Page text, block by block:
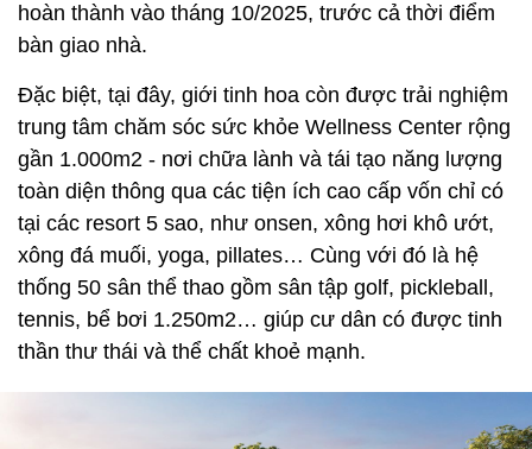
hoàn thành vào tháng 10/2025, trước cả thời điểm
bàn giao nhà.
Đặc biệt, tại đây, giới tinh hoa còn được trải nghiệm
trung tâm chăm sóc sức khỏe Wellness Center rộng
gần 1.000m2 - nơi chữa lành và tái tạo năng lượng
toàn diện thông qua các tiện ích cao cấp vốn chỉ có
tại các resort 5 sao, như onsen, xông hơi khô ướt,
xông đá muối, yoga, pillates… Cùng với đó là hệ
thống 50 sân thể thao gồm sân tập golf, pickleball,
tennis, bể bơi 1.250m2… giúp cư dân có được tinh
thần thư thái và thể chất khoẻ mạnh.